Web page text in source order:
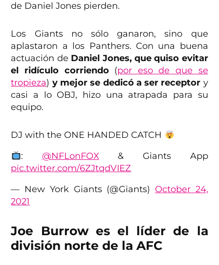
de Daniel Jones pierden.
Los Giants no sólo ganaron, sino que
aplastaron a los Panthers. Con una buena
actuación de Daniel Jones, que quiso evitar
el ridículo corriendo(por eso de que se
tropieza) y mejor se dedicó a ser receptor y
casi a lo OBJ, hizo una atrapada para su
equipo.
DJ with the ONE HANDED CATCH
: @NFLonFOX& Giants App
pic.twitter.com/6ZJtqdVIEZ
— New York Giants (@Giants) October 24,
2021
Joe Burrow es el líder de la
división norte de la AFC